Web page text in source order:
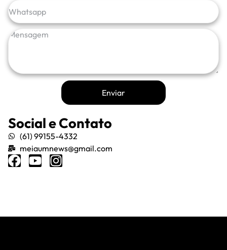
Enviar
Social e Contato
(61) 99155-4332
meiaumnews@gmail.com